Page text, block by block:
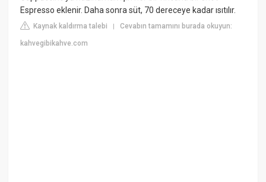
Espresso eklenir. Daha sonra süt, 70 dereceye kadar ısıtılır.
Kaynak kaldırma talebi |Cevabın tamamını burada okuyun:
kahvegibikahve.com